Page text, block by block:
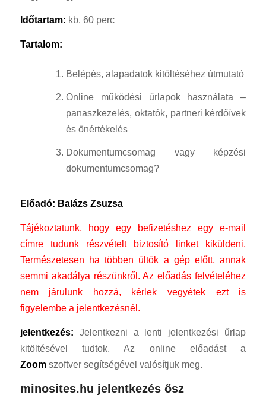
Időtartam: kb. 60 perc
Tartalom:
Belépés, alapadatok kitöltéséhez útmutató
Online működési űrlapok használata –
panaszkezelés, oktatók, partneri kérdőívek
és önértékelés
Dokumentumcsomag vagy képzési
dokumentumcsomag?
Előadó: Balázs Zsuzsa
Tájékoztatunk, hogy egy befizetéshez egy e-mail
címre tudunk részvételt biztosító linket kiküldeni.
Természetesen ha többen ültök a gép előtt, annak
semmi akadálya részünkről.Az előadás felvételéhez
nem járulunk hozzá, kérlek vegyétek ezt is
figyelembe a jelentkezésnél.
jelentkezés: Jelentkezni a lenti jelentkezési űrlap
kitöltésével tudtok. Az online előadást a
Zoomszoftver segítségével valósítjuk meg.
minosites.hu jelentkezés ősz